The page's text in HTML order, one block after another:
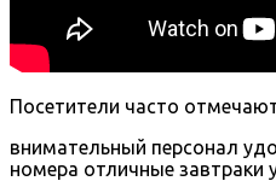
Посетители часто
внимательный персонал
номера отличные завтраки